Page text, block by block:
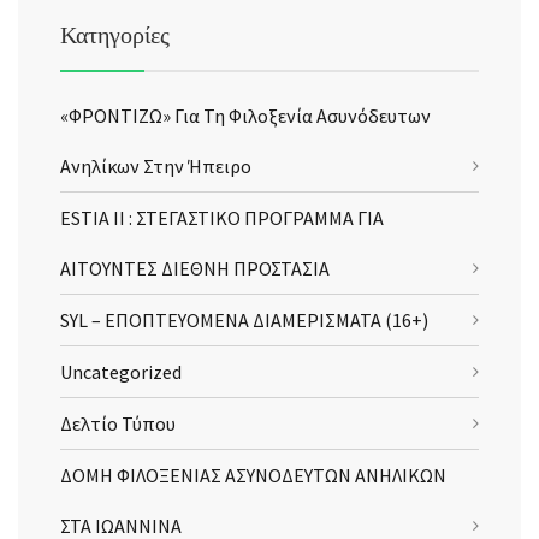
Κατηγορίες
«ΦΡΟΝΤΙΖΩ» Για Τη Φιλοξενία Ασυνόδευτων
Ανηλίκων Στην Ήπειρο
ESTIA II : ΣΤΕΓΑΣΤΙΚΟ ΠΡΟΓΡΑΜΜΑ ΓΙΑ
ΑΙΤΟΥΝΤΕΣ ΔΙΕΘΝΗ ΠΡΟΣΤΑΣΙΑ
SYL – ΕΠΟΠΤΕΥΟΜΕΝΑ ΔΙΑΜΕΡΙΣΜΑΤΑ (16+)
Uncategorized
Δελτίο Τύπου
ΔΟΜΗ ΦΙΛΟΞΕΝΙΑΣ ΑΣΥΝΟΔΕΥΤΩΝ ΑΝΗΛΙΚΩΝ
ΣΤΑ ΙΩΑΝΝΙΝΑ